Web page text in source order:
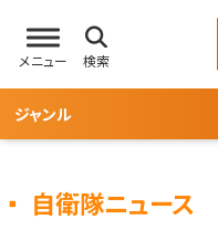
メニュー 検索
ジャンル
自衛隊ニュース